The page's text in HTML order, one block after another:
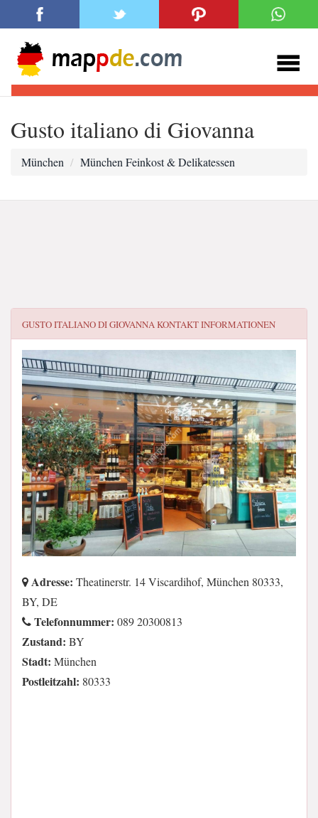
Gusto italiano di Giovanna
München München Feinkost & Delikatessen
GUSTO ITALIANO DI GIOVANNAKONTAKT INFORMATIONEN
Adresse: Theatinerstr. 14 Viscardihof, München 80333,
BY, DE
Telefonnummer: 089 20300813
Zustand: BY
Stadt: München
Postleitzahl: 80333